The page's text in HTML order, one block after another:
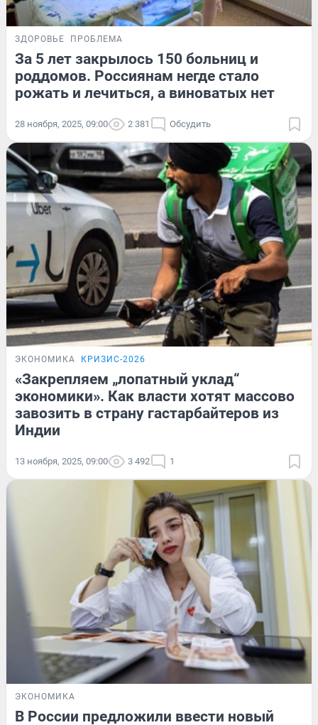
ЗДОРОВЬЕ ПРОБЛЕМА
За 5 лет закрылось 150 больниц и
роддомов. Россиянам негде стало
рожать и лечиться, а виноватых нет
28 ноября, 2025, 09:00 2 381 Обсудить
ЭКОНОМИКА КРИЗИС-2026
«Закрепляем „лопатный уклад“
экономики». Как власти хотят массово
завозить в страну гастарбайтеров из
Индии
13 ноября, 2025, 09:00 3 492 1
ЭКОНОМИКА
В России предложили ввести новый